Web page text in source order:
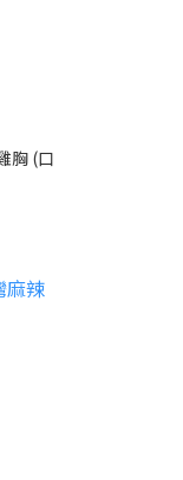
胸 (口